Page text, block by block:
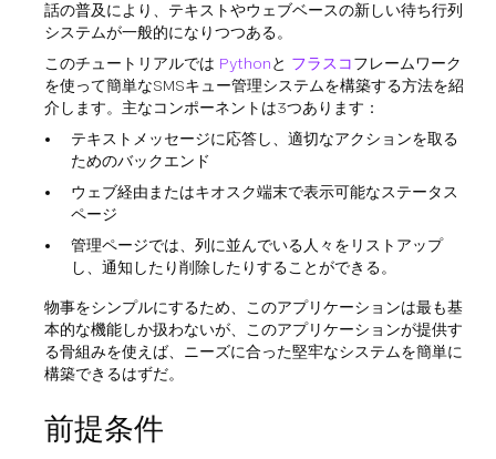
話の普及により、テキストやウェブベースの新しい待ち行列
システムが一般的になりつつある。
このチュートリアルでは Pythonと フラスコフレームワーク
を使って簡単なSMSキュー管理システムを構築する方法を紹
介します。主なコンポーネントは3つあります：
テキストメッセージに応答し、適切なアクションを取る
ためのバックエンド
ウェブ経由またはキオスク端末で表示可能なステータス
ページ
管理ページでは、列に並んでいる人々をリストアップ
し、通知したり削除したりすることができる。
物事をシンプルにするため、このアプリケーションは最も基
本的な機能しか扱わないが、このアプリケーションが提供す
る骨組みを使えば、ニーズに合った堅牢なシステムを簡単に
構築できるはずだ。
前提条件